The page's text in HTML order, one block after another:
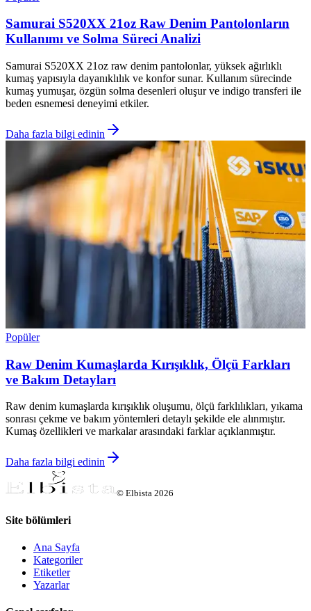
Samurai S520XX 21oz Raw Denim Pantolonların
Kullanımı ve Solma Süreci Analizi
Samurai S520XX 21oz raw denim pantolonlar, yüksek ağırlıklı
kumaş yapısıyla dayanıklılık ve konfor sunar. Kullanım sürecinde
kumaş yumuşar, özgün solma desenleri oluşur ve indigo transferi ile
beden esnemesi deneyimi etkiler.
Daha fazla bilgi edinin
Popüler
Raw Denim Kumaşlarda Kırışıklık, Ölçü Farkları
ve Bakım Detayları
Raw denim kumaşlarda kırışıklık oluşumu, ölçü farklılıkları, yıkama
sonrası çekme ve bakım yöntemleri detaylı şekilde ele alınmıştır.
Kumaş özellikleri ve markalar arasındaki farklar açıklanmıştır.
Daha fazla bilgi edinin
© Elbista 2026
Site bölümleri
Ana Sayfa
Kategoriler
Etiketler
Yazarlar